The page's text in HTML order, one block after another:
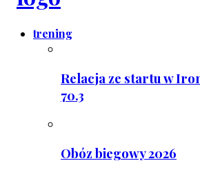
trening
Relacja ze startu w
70.3
Obóz biegowy 2026